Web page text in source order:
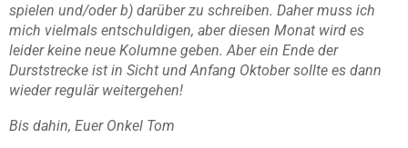
spielen und/oder b) darüber zu schreiben. Daher muss ich
mich vielmals entschuldigen, aber diesen Monat wird es
leider keine neue Kolumne geben. Aber ein Ende der
Durststrecke ist in Sicht und Anfang Oktober sollte es dann
wieder regulär weitergehen!
Bis dahin, Euer Onkel Tom